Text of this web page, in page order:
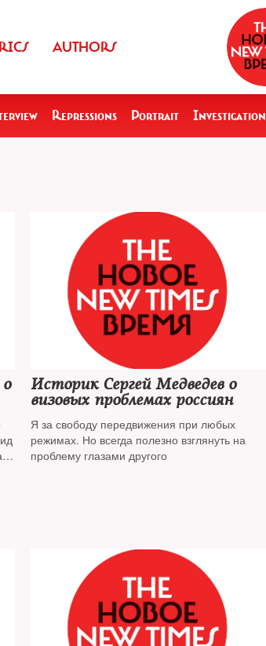
AUTHORS
Repressions Portrait Investigation
Историк Сергей Медведев о
визовых проблемах россиян
Я за свободу передвижения при любых
режимах. Но всегда полезно взглянуть на
проблему глазами другого